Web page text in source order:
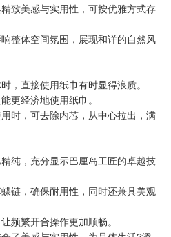
致美感与实用性，可按优雅方式存
整体空间氛围，展现和详的自然风
，直接使用纸巾有时显得浪质。
更经济地使用纸巾。
时，可去除内芯，从中心拉出，满
纯，充分显示巴厘岛工匠的卓越技
链，确保耐用性，同时还兼具美观
频繁开合操作更加顺畅。